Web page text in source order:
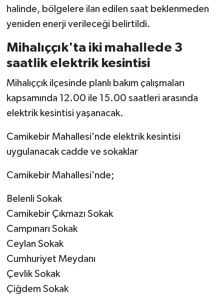
halinde, bölgelere ilan edilen saat beklenmeden
yeniden enerji verileceği belirtildi.
Mihalıççık'ta iki mahallede 3
saatlik elektrik kesintisi
Mihalıççık ilçesinde planlı bakım çalışmaları
kapsamında 12.00 ile 15.00 saatleri arasında
elektrik kesintisi yaşanacak.
Camikebir Mahallesi'nde elektrik kesintisi
uygulanacak cadde ve sokaklar
Camikebir Mahallesi'nde;
Belenli Sokak
Camikebir Çıkmazı Sokak
Campınarı Sokak
Ceylan Sokak
Cumhuriyet Meydanı
Çevlik Sokak
Çiğdem Sokak